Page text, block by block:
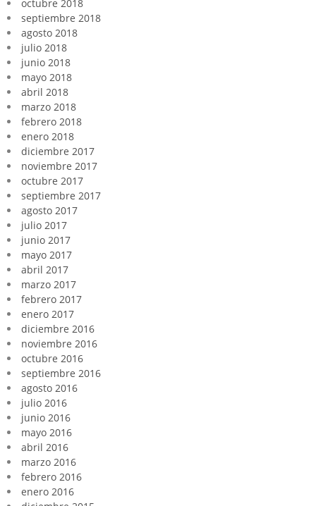
octubre 2018
septiembre 2018
agosto 2018
julio 2018
junio 2018
mayo 2018
abril 2018
marzo 2018
febrero 2018
enero 2018
diciembre 2017
noviembre 2017
octubre 2017
septiembre 2017
agosto 2017
julio 2017
junio 2017
mayo 2017
abril 2017
marzo 2017
febrero 2017
enero 2017
diciembre 2016
noviembre 2016
octubre 2016
septiembre 2016
agosto 2016
julio 2016
junio 2016
mayo 2016
abril 2016
marzo 2016
febrero 2016
enero 2016